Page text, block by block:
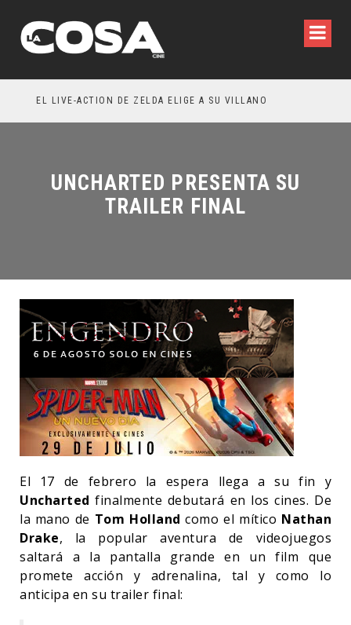
EL LIVE-ACTION DE ZELDA ELIGE A SU VILLANO
UNCHARTED PRESENTA SU
TRAILER FINAL
El 17 de febrero la espera llega a su fin y
Unchartedfinalmente debutará en los cines. De
la mano de Tom Holland como el mítico Nathan
Drake, la popular aventura de videojuegos
saltará a la pantalla grande en un film que
promete acción y adrenalina, tal y como lo
anticipa en su trailer final: